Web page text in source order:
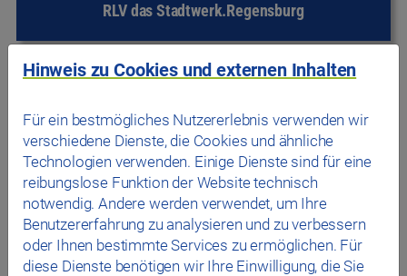
RLV das Stadtwerk.Regensburg
Kundenservice / Marktkommunikation
Hinweis zu Cookies und externen Inhalten
Für ein bestmögliches Nutzererlebnis verwenden wir
verschiedene Dienste, die Cookies und ähnliche
Technologien verwenden. Einige Dienste sind für eine
reibungslose Funktion der Website technisch
notwendig. Andere werden verwendet, um Ihre
Benutzererfahrung zu analysieren und zu verbessern
oder Ihnen bestimmte Services zu ermöglichen. Für
diese Dienste benötigen wir Ihre Einwilligung, die Sie